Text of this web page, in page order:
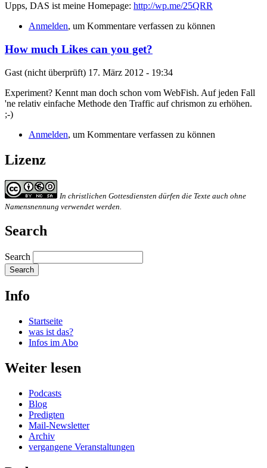
Upps, DAS ist meine Homepage: http://wp.me/25QRR
Anmelden, um Kommentare verfassen zu können
How much Likes can you get?
Gast (nicht überprüft) 17. März 2012 - 19:34
Experiment? Kennt man doch schon vom WebFish. Auf jeden Fall
'ne relativ einfache Methode den Traffic auf chrismon zu erhöhen.
;-)
Anmelden, um Kommentare verfassen zu können
Lizenz
In christlichen Gottesdiensten dürfen die Texte auch ohne
Namensnennung verwendet werden.
Search
Search
Info
Startseite
was ist das?
Infos im Abo
Weiter lesen
Podcasts
Blog
Predigten
Mail-Newsletter
Archiv
vergangene Veranstaltungen